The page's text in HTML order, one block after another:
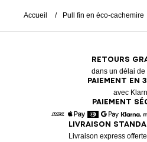
Accueil Pull fin en éco-cachemire
RETOURS
dans un délai de
PAIEMENT EN
avec
PAIEMENT
American Express
Apple Pay
DinersGoogle Pay
LIVRAISON
Livraison express